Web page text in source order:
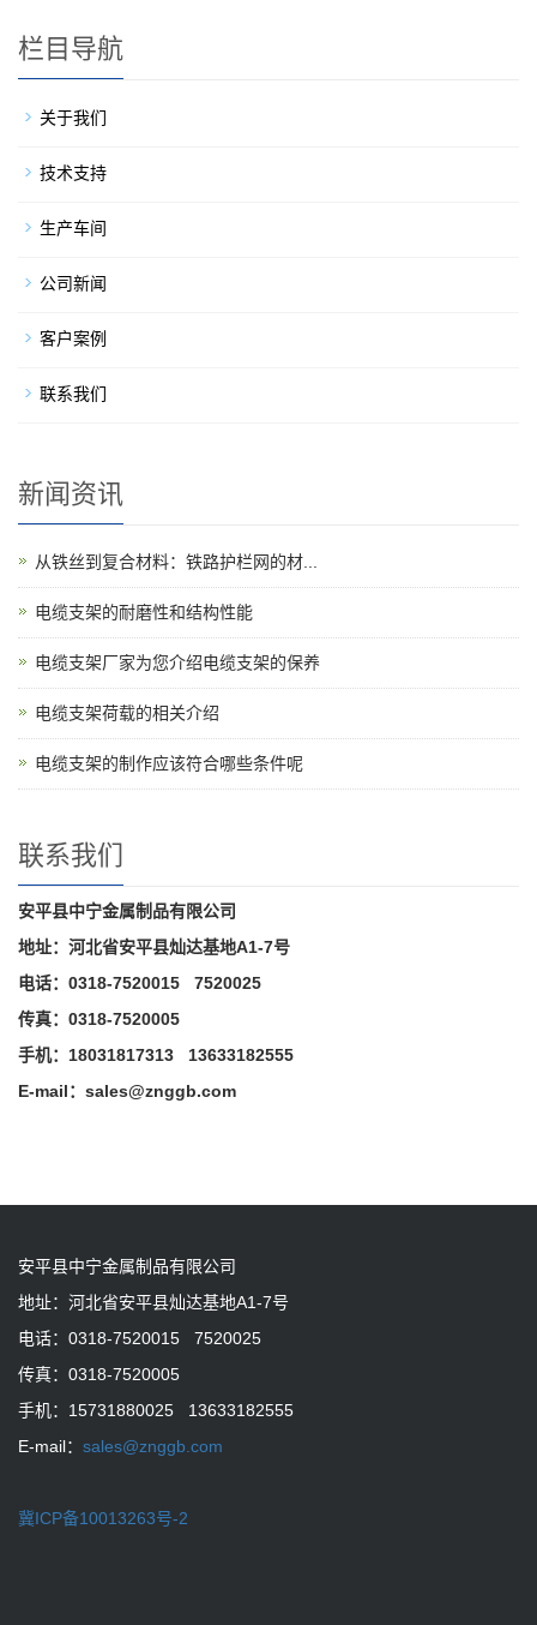
栏目导航
关于我们
技术支持
生产车间
公司新闻
客户案例
联系我们
新闻资讯
从铁丝到复合材料：铁路护栏网的材...
电缆支架的耐磨性和结构性能
电缆支架厂家为您介绍电缆支架的保养
电缆支架荷载的相关介绍
电缆支架的制作应该符合哪些条件呢
联系我们
安平县中宁金属制品有限公司
地址：河北省安平县灿达基地A1-7号
电话：0318-7520015 7520025
传真：0318-7520005
手机：18031817313 13633182555
E-mail：sales@znggb.com
安平县中宁金属制品有限公司
地址：河北省安平县灿达基地A1-7号
电话：0318-7520015 7520025
传真：0318-7520005
手机：15731880025 13633182555
E-mail： sales@znggb.com
冀ICP备10013263号-2